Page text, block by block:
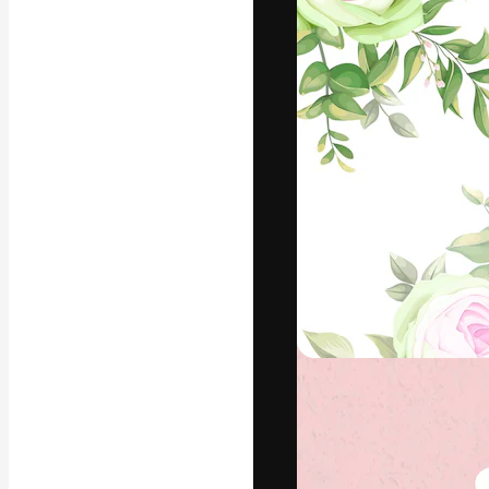
La plataforma
trabajo. Más
entre creativos,
estudios.
Español
Copyright ©